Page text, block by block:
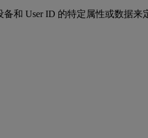
和 User ID 的特定属性或数据来